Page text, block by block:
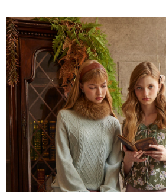
每筆NT$80，滿NT$2,000(含以上)免運費
付款後萊爾富取貨
每筆NT$80，滿NT$2,000(含以上)免運費
付款後7-11取貨
每筆NT$80，滿NT$2,000(含以上)免運費
宅配
每筆NT$80，滿NT$2,000(含以上)免運費
每筆NT$100，滿NT$2,000(含以上)免運費